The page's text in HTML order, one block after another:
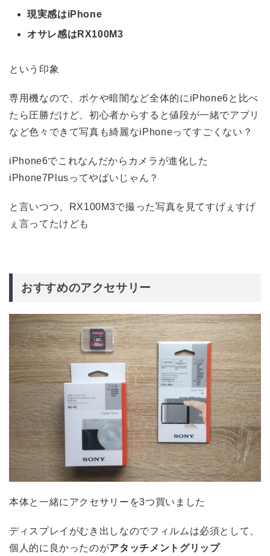
現実感はiPhone
オサレ感はRX100M3
という印象
専用機なので、ボケや暗闇など全体的にiPhone6と比べ
たら圧勝だけど、初心者からすると値段が一緒でアプリ
など色々できて写真も綺麗なiPhoneってすごくない？
iPhone6でこれなんだからカメラが進化した
iPhone7Plusってやばいじゃん？
と言いつつ、RX100M3で撮った写真を見てすげぇすげ
ぇ言ってたけども
おすすめのアクセサリー
本体と一緒にアクセサリーを3つ買いました
ディスプレイがむき出しなのでフィルムは必須として、
個人的に良かったのがアタッチメントグリップ